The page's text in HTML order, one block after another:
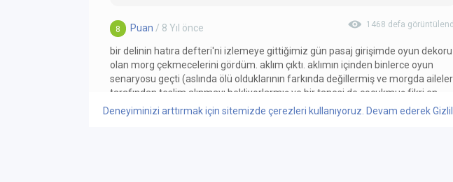
Deneyiminizi arttırmak için sitemizde çerezleri kullanıyoruz. Devam ederek
1468 defa
8 Puan / 8 Yıl önce
bir delinin hatıra defteri'ni izlemeye gittiğimiz gün pasaj girişimde oyun dekoru
olan morg çekmecelerini gördüm. aklım çıktı. aklımın içinden binlerce oyun
senaryosu geçti (aslında ölü olduklarının farkında değillermiş ve morgda
tarafından teslim alınmayı bekliyorlarmış ve bir tanesi de çocukmuş fikri en
favorim oldu) bu oyunu izlemeliyim dedim, daha oyunun ismini bile